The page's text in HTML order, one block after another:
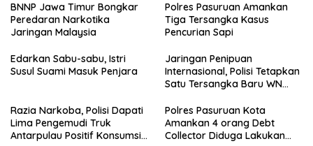
BNNP Jawa Timur Bongkar
Peredaran Narkotika
Jaringan Malaysia
Polres Pasuruan Amankan
Tiga Tersangka Kasus
Pencurian Sapi
Edarkan Sabu-sabu, Istri
Susul Suami Masuk Penjara
Jaringan Penipuan
Internasional, Polisi Tetapkan
Satu Tersangka Baru WN
Razia Narkoba, Polisi Dapati
Lima Pengemudi Truk
Antarpulau Positif Konsumsi
Polres Pasuruan Kota
Amankan 4 orang Debt
Collector Diduga Lakukan